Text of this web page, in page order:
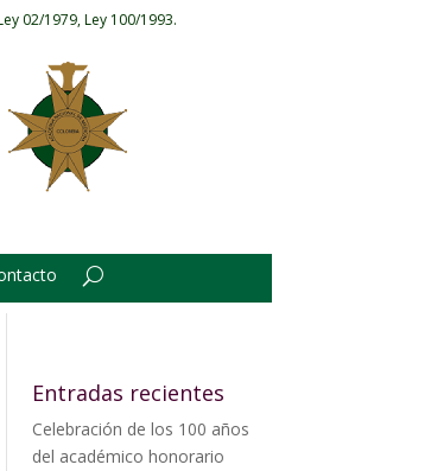
02/1979, Ley 100/1993.
Entradas recientes
Celebración de los 100 años
del académico honorario